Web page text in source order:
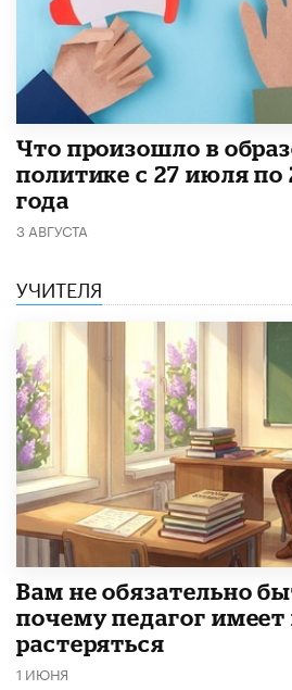
​Что произошло в
политике с 27 июля по
года
3 АВГУСТА
УЧИТЕЛЯ
​Вам не обязательно
почему педагог имеет
растеряться
1 ИЮНЯ